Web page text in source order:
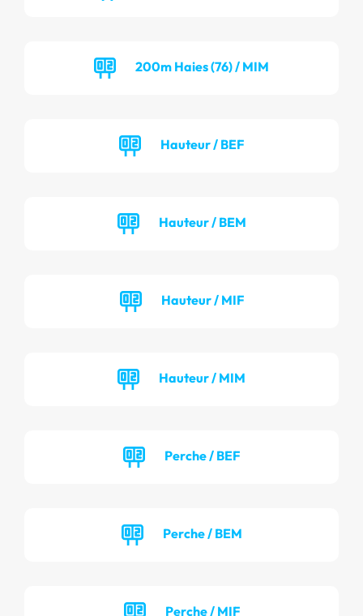
200m Haies (76) / MIM
Hauteur / BEF
Hauteur / BEM
Hauteur / MIF
Hauteur / MIM
Perche / BEF
Perche / BEM
Perche / MIF